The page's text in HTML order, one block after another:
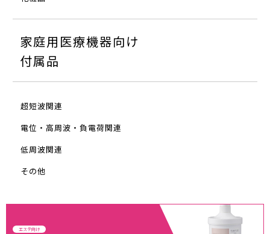
家庭用医療機器向け
付属品
超短波関連
電位・高周波・負電荷関連
低周波関連
その他
エステ向け